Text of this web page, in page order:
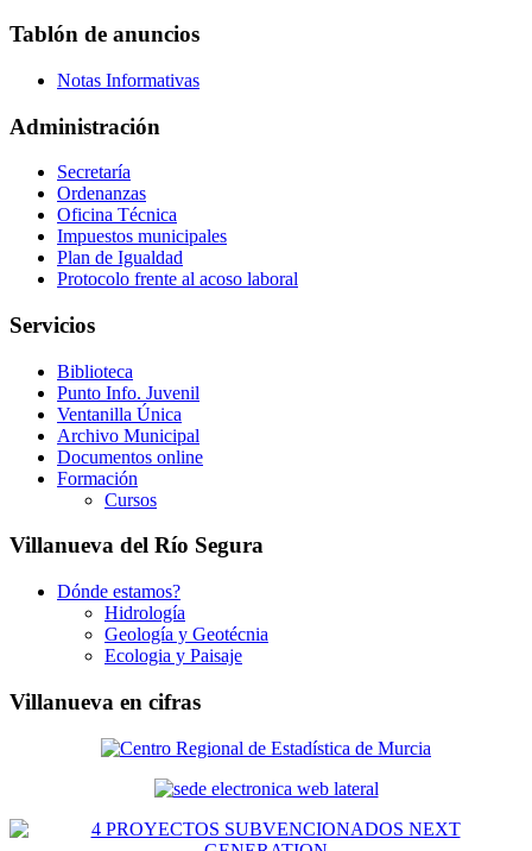
Tablón de anuncios
Notas Informativas
Administración
Secretaría
Ordenanzas
Oficina Técnica
Impuestos municipales
Plan de Igualdad
Protocolo frente al acoso laboral
Servicios
Biblioteca
Punto Info. Juvenil
Ventanilla Única
Archivo Municipal
Documentos online
Formación
Cursos
Villanueva del Río Segura
Dónde estamos?
Hidrología
Geología y Geotécnia
Ecologia y Paisaje
Villanueva en cifras